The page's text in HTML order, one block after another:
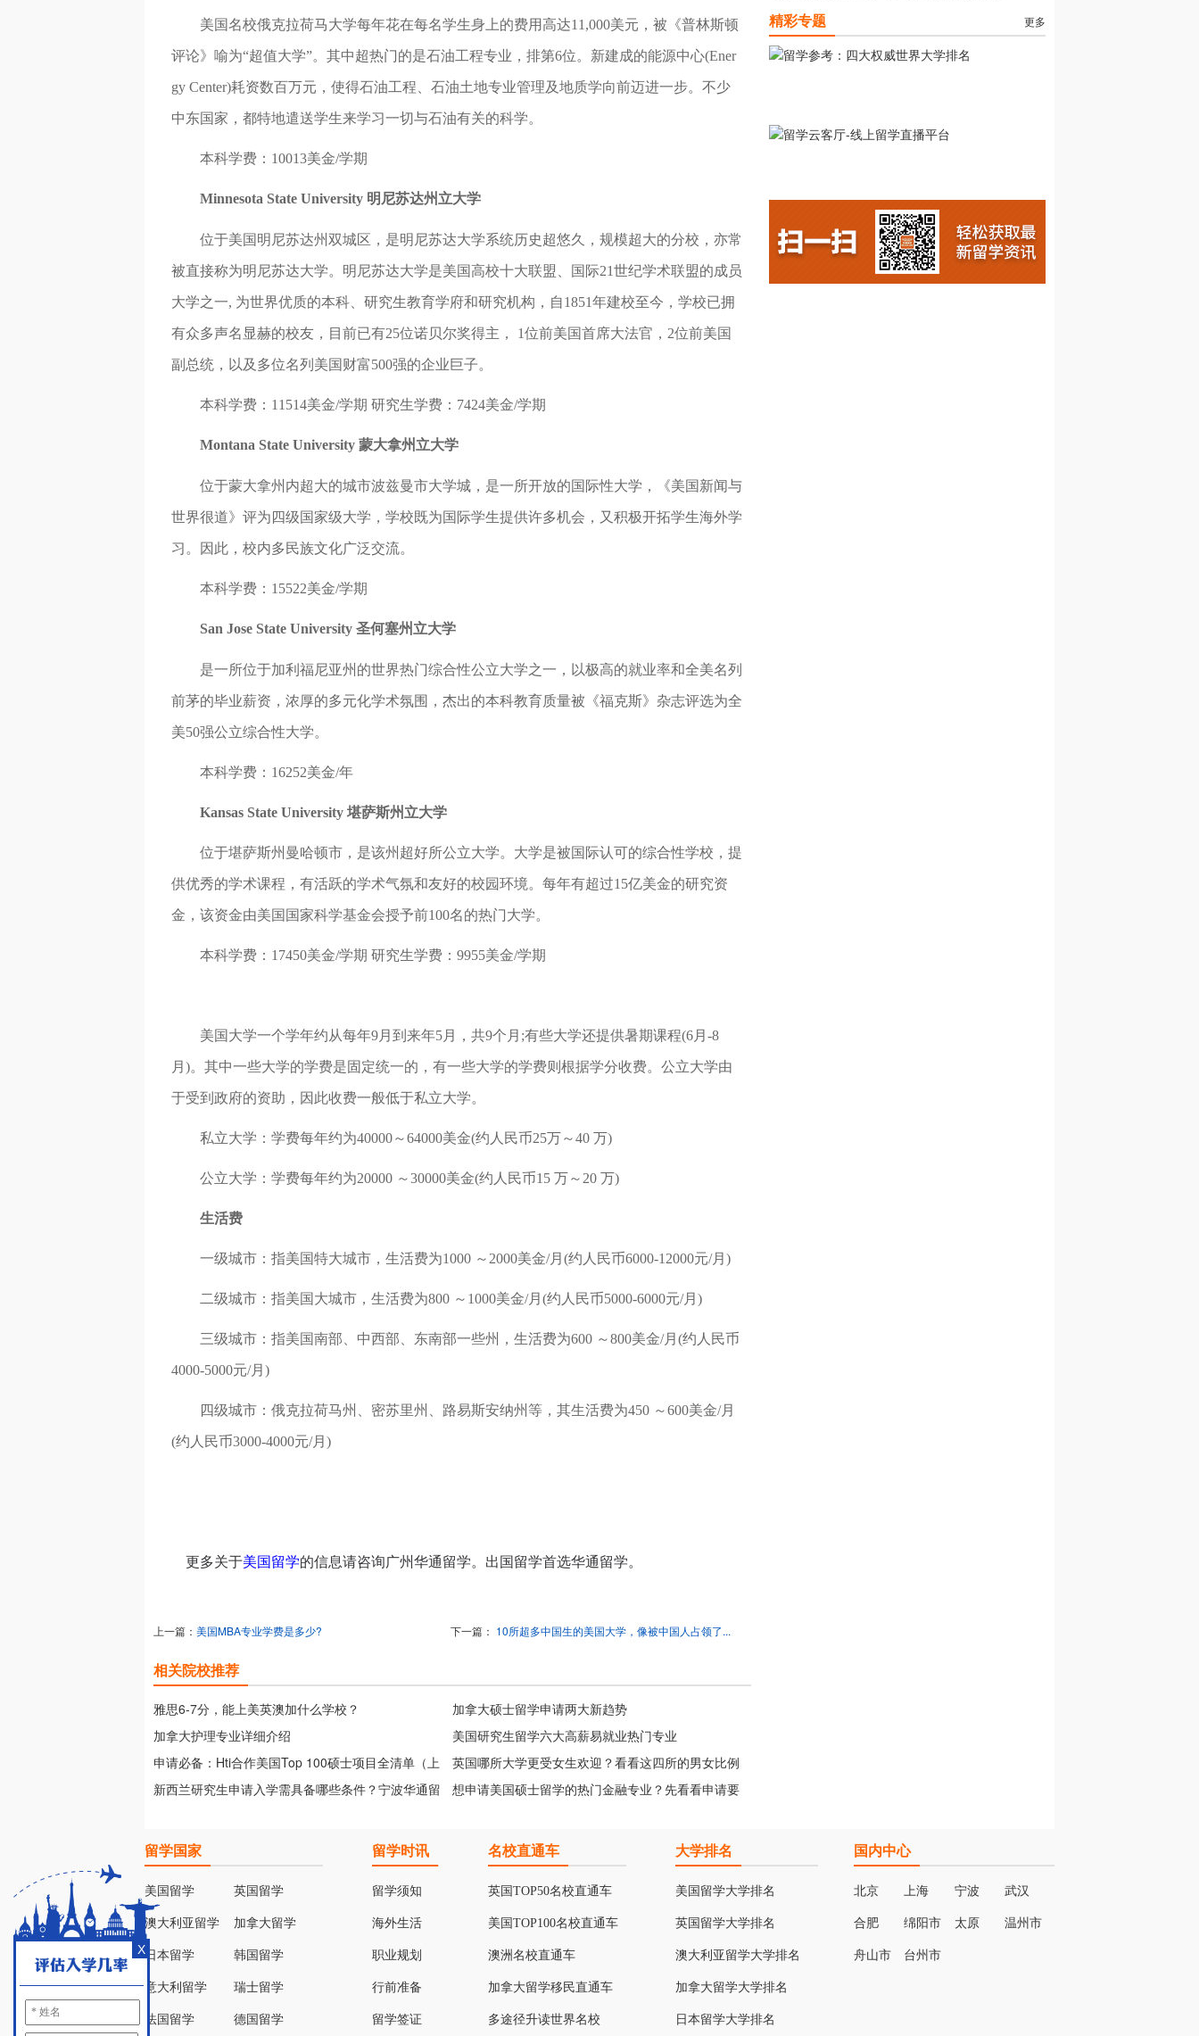
美国名校俄克拉荷马大学每年花在每名学生身上的费用高达11,000美元，被《普林斯顿
评论》喻为“超值大学”。其中超热门的是石油工程专业，排第6位。新建成的能源中心(Ener
gy Center)耗资数百万元，使得石油工程、石油土地专业管理及地质学向前迈进一步。不少
中东国家，都特地遣送学生来学习一切与石油有关的科学。
本科学费：10013美金/学期
Minnesota State University 明尼苏达州立大学
位于美国明尼苏达州双城区，是明尼苏达大学系统历史超悠久，规模超大的分校，亦常
被直接称为明尼苏达大学。明尼苏达大学是美国高校十大联盟、国际21世纪学术联盟的成员
大学之一, 为世界优质的本科、研究生教育学府和研究机构，自1851年建校至今，学校已拥
有众多声名显赫的校友，目前已有25位诺贝尔奖得主， 1位前美国首席大法官，2位前美国
副总统，以及多位名列美国财富500强的企业巨子。
本科学费：11514美金/学期 研究生学费：7424美金/学期
Montana State University 蒙大拿州立大学
位于蒙大拿州内超大的城市波兹曼市大学城，是一所开放的国际性大学，《美国新闻与
世界很道》评为四级国家级大学，学校既为国际学生提供许多机会，又积极开拓学生海外学
习。因此，校内多民族文化广泛交流。
本科学费：15522美金/学期
San Jose State University 圣何塞州立大学
是一所位于加利福尼亚州的世界热门综合性公立大学之一，以极高的就业率和全美名列
前茅的毕业薪资，浓厚的多元化学术氛围，杰出的本科教育质量被《福克斯》杂志评选为全
美50强公立综合性大学。
本科学费：16252美金/年
Kansas State University 堪萨斯州立大学
位于堪萨斯州曼哈顿市，是该州超好所公立大学。大学是被国际认可的综合性学校，提
供优秀的学术课程，有活跃的学术气氛和友好的校园环境。每年有超过15亿美金的研究资
金，该资金由美国国家科学基金会授予前100名的热门大学。
本科学费：17450美金/学期 研究生学费：9955美金/学期
美国大学一个学年约从每年9月到来年5月，共9个月;有些大学还提供暑期课程(6月-8
月)。其中一些大学的学费是固定统一的，有一些大学的学费则根据学分收费。公立大学由
于受到政府的资助，因此收费一般低于私立大学。
私立大学：学费每年约为40000～64000美金(约人民币25万～40 万)
公立大学：学费每年约为20000 ～30000美金(约人民币15 万～20 万)
生活费
一级城市：指美国特大城市，生活费为1000 ～2000美金/月(约人民币6000-12000元/月)
二级城市：指美国大城市，生活费为800 ～1000美金/月(约人民币5000-6000元/月)
三级城市：指美国南部、中西部、东南部一些州，生活费为600 ～800美金/月(约人民币
4000-5000元/月)
四级城市：俄克拉荷马州、密苏里州、路易斯安纳州等，其生活费为450 ～600美金/月
(约人民币3000-4000元/月)
更多关于美国留学的信息请咨询广州华通留学。出国留学首选华通留学。
上一篇： 美国MBA专业学费是多少? 下一篇： 10所超多中国生的美国大学，像被中国人占领了...
相关院校推荐
雅思6-7分，能上美英澳加什么学校？
加拿大硕士留学申请两大新趋势
加拿大护理专业详细介绍
美国研究生留学六大高薪易就业热门专业
申请必备：Hti合作美国Top 100硕士项目全清单（上
篇）
英国哪所大学更受女生欢迎？看看这四所的男女比例
就知道了~
新西兰研究生申请入学需具备哪些条件？宁波华通留
想申请美国硕士留学的热门金融专业？先看看申请要
精彩专题
更多
X
留学国家
美国留学 英国留学
澳大利亚留学 加拿大留学
日本留学 韩国留学
意大利留学 瑞士留学
法国留学 德国留学
留学时讯
留学须知
海外生活
职业规划
行前准备
留学签证
名校直通车
英国TOP50名校直通车
美国TOP100名校直通车
澳洲名校直通车
加拿大留学移民直通车
多途径升读世界名校
大学排名
美国留学大学排名
英国留学大学排名
澳大利亚留学大学排名
加拿大留学大学排名
日本留学大学排名
国内中心
北京 上海 宁波 武汉
合肥 绵阳市 太原 温州市
舟山市 台州市